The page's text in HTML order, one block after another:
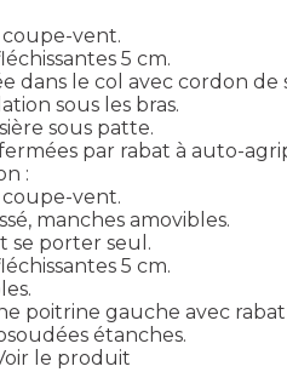
vent.
5 cm.
dans le col avec cordon de
sous les bras.
sous patte.
fermées par rabat à auto-
:
vent.
manches amovibles.
se porter seul.
5 cm.
poitrine gauche avec
étanches.
le produit